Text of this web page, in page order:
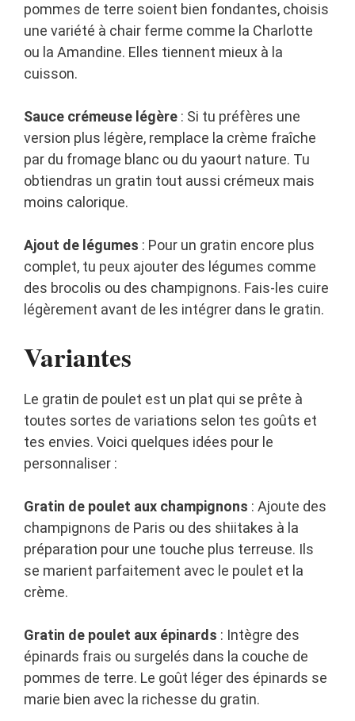
pommes de terre soient bien fondantes, choisis
une variété à chair ferme comme la Charlotte
ou la Amandine. Elles tiennent mieux à la
cuisson.
Sauce crémeuse légère : Si tu préfères une
version plus légère, remplace la crème fraîche
par du fromage blanc ou du yaourt nature. Tu
obtiendras un gratin tout aussi crémeux mais
moins calorique.
Ajout de légumes : Pour un gratin encore plus
complet, tu peux ajouter des légumes comme
des brocolis ou des champignons. Fais-les cuire
légèrement avant de les intégrer dans le gratin.
Variantes
Le gratin de poulet est un plat qui se prête à
toutes sortes de variations selon tes goûts et
tes envies. Voici quelques idées pour le
personnaliser :
Gratin de poulet aux champignons : Ajoute des
champignons de Paris ou des shiitakes à la
préparation pour une touche plus terreuse. Ils
se marient parfaitement avec le poulet et la
crème.
Gratin de poulet aux épinards : Intègre des
épinards frais ou surgelés dans la couche de
pommes de terre. Le goût léger des épinards se
marie bien avec la richesse du gratin.